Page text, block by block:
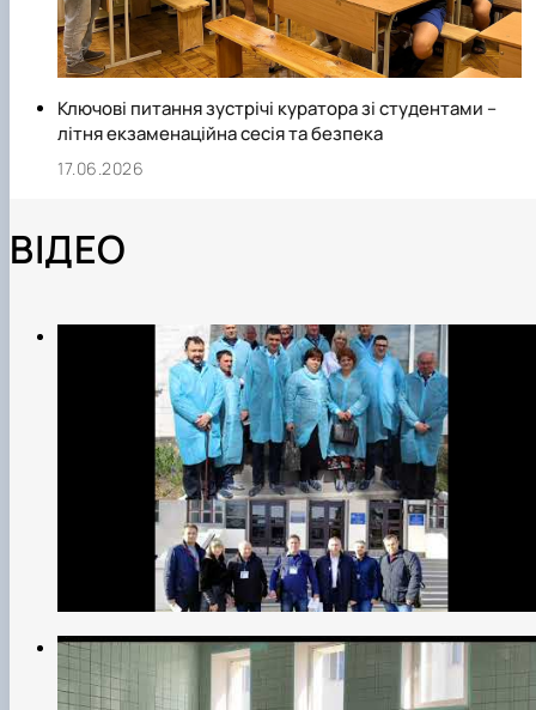
Ключові питання зустрічі куратора зі студентами –
літня екзаменаційна сесія та безпека
17.06.2026
ВІДЕО